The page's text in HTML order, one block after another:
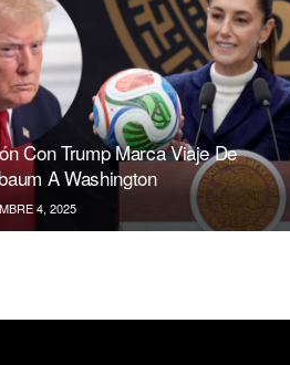
Con Trump Marca Viaje De
A Washington
4, 2025